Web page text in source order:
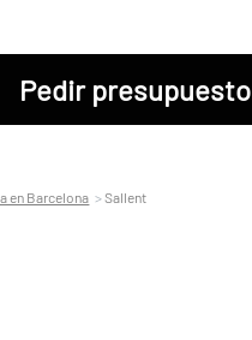
Pedir presupuesto
en Barcelona Sallent